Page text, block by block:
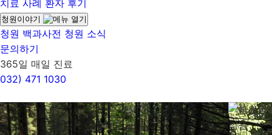
치료 사례 환자 후기
청원이야기
청원 백과사전 청원 소식
문의하기
365일 매일 진료
032) 471 1030